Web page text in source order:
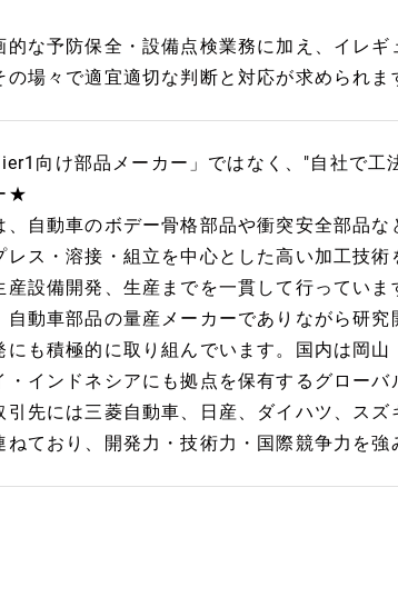
な予防保全・設備点検業務に加え、イレギ
の場々で適宜適切な判断と対応が求められま
向け部品メーカー」ではなく、"自社で工
★
、自動車のボデー骨格部品や衝突安全部品
レス・溶接・組立を中心とした高い加工技
産設備開発、生産までを一貫して行ってい
自動車部品の量産メーカーでありながら研
にも積極的に取り組んでいます。国内は岡
・インドネシアにも拠点を保有するグロー
引先には三菱自動車、日産、ダイハツ、ス
ねており、開発力・技術力・国際競争力を強